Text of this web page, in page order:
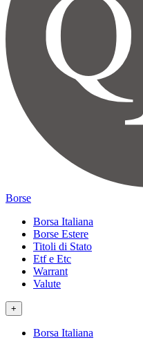
Borse
Borsa Italiana
Borse Estere
Titoli di Stato
Etf e Etc
Warrant
Valute
+
Borsa Italiana